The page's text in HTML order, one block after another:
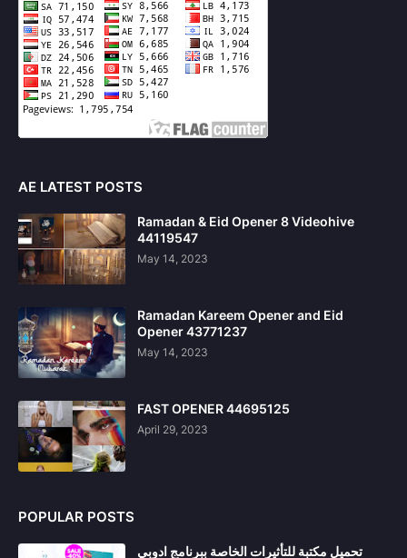
AE LATEST POSTS
Ramadan & Eid Opener 8 Videohive
44119547
May 14, 2023
Ramadan Kareem Opener and Eid
Opener 43771237
May 14, 2023
FAST OPENER 44695125
April 29, 2023
POPULAR POSTS
تحميل مكتبة للتأثيرات الخاصة ببرنامج ادوبي